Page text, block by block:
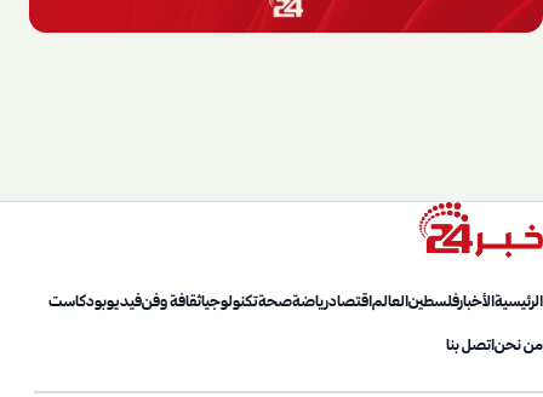
الرئيسيةالأخبارفلسطينالعالماقتصادرياضةصحةتكنولوجياثقافة وفنفيديوبودكاست
من نحناتصل بنا